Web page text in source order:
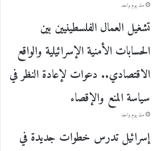
منذ يوم واحد
تشغيل العمال الفلسطينيين بين
الحسابات الأمنية الإسرائيلية والواقع
الاقتصادي.. دعوات لإعادة النظر في
سياسة المنع والإقصاء
منذ يوم واحد
إسرائيل تدرس خطوات جديدة في